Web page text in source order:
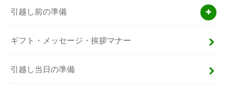
引越し前の準備
ギフト・メッセージ・挨拶マナー
引越し当日の準備